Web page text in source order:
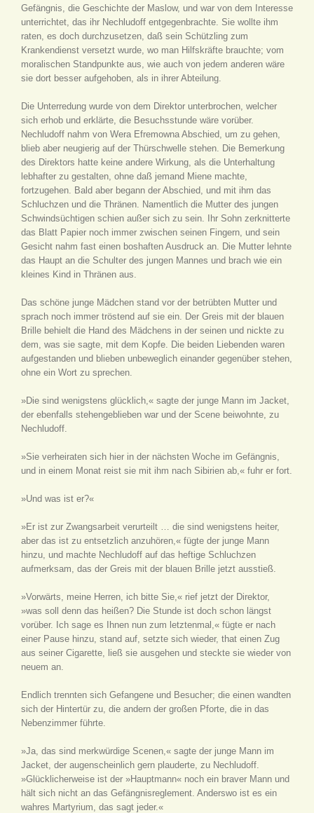
Gefängnis, die Geschichte der Maslow, und war von dem Interesse
unterrichtet, das ihr Nechludoff entgegenbrachte. Sie wollte ihm
raten, es doch durchzusetzen, daß sein Schützling zum
Krankendienst versetzt wurde, wo man Hilfskräfte brauchte; vom
moralischen Standpunkte aus, wie auch von jedem anderen wäre
sie dort besser aufgehoben, als in ihrer Abteilung.
Die Unterredung wurde von dem Direktor unterbrochen, welcher
sich erhob und erklärte, die Besuchsstunde wäre vorüber.
Nechludoff nahm von Wera Efremowna Abschied, um zu gehen,
blieb aber neugierig auf der Thürschwelle stehen. Die Bemerkung
des Direktors hatte keine andere Wirkung, als die Unterhaltung
lebhafter zu gestalten, ohne daß jemand Miene machte,
fortzugehen. Bald aber begann der Abschied, und mit ihm das
Schluchzen und die Thränen. Namentlich die Mutter des jungen
Schwindsüchtigen schien außer sich zu sein. Ihr Sohn zerknitterte
das Blatt Papier noch immer zwischen seinen Fingern, und sein
Gesicht nahm fast einen boshaften Ausdruck an. Die Mutter lehnte
das Haupt an die Schulter des jungen Mannes und brach wie ein
kleines Kind in Thränen aus.
Das schöne junge Mädchen stand vor der betrübten Mutter und
sprach noch immer tröstend auf sie ein. Der Greis mit der blauen
Brille behielt die Hand des Mädchens in der seinen und nickte zu
dem, was sie sagte, mit dem Kopfe. Die beiden Liebenden waren
aufgestanden und blieben unbeweglich einander gegenüber stehen,
ohne ein Wort zu sprechen.
»Die sind wenigstens glücklich,« sagte der junge Mann im Jacket,
der ebenfalls stehengeblieben war und der Scene beiwohnte, zu
Nechludoff.
»Sie verheiraten sich hier in der nächsten Woche im Gefängnis,
und in einem Monat reist sie mit ihm nach Sibirien ab,« fuhr er fort.
»Und was ist er?«
»Er ist zur Zwangsarbeit verurteilt … die sind wenigstens heiter,
aber das ist zu entsetzlich anzuhören,« fügte der junge Mann
hinzu, und machte Nechludoff auf das heftige Schluchzen
aufmerksam, das der Greis mit der blauen Brille jetzt ausstieß.
»Vorwärts, meine Herren, ich bitte Sie,« rief jetzt der Direktor,
»was soll denn das heißen? Die Stunde ist doch schon längst
vorüber. Ich sage es Ihnen nun zum letztenmal,« fügte er nach
einer Pause hinzu, stand auf, setzte sich wieder, that einen Zug
aus seiner Cigarette, ließ sie ausgehen und steckte sie wieder von
neuem an.
Endlich trennten sich Gefangene und Besucher; die einen wandten
sich der Hintertür zu, die andern der großen Pforte, die in das
Nebenzimmer führte.
»Ja, das sind merkwürdige Scenen,« sagte der junge Mann im
Jacket, der augenscheinlich gern plauderte, zu Nechludoff.
»Glücklicherweise ist der »Hauptmann« noch ein braver Mann und
hält sich nicht an das Gefängnisreglement. Anderswo ist es ein
wahres Martyrium, das sagt jeder.«